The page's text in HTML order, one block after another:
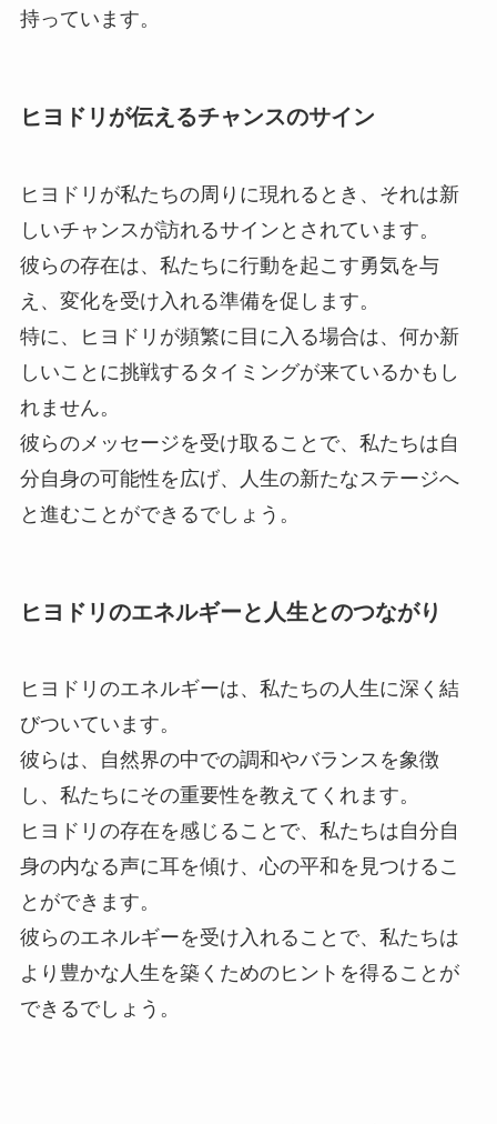
持っています。
ヒヨドリが伝えるチャンスのサイン
ヒヨドリが私たちの周りに現れるとき、それは新
しいチャンスが訪れるサインとされています。
彼らの存在は、私たちに行動を起こす勇気を与
え、変化を受け入れる準備を促します。
特に、ヒヨドリが頻繁に目に入る場合は、何か新
しいことに挑戦するタイミングが来ているかもし
れません。
彼らのメッセージを受け取ることで、私たちは自
分自身の可能性を広げ、人生の新たなステージへ
と進むことができるでしょう。
ヒヨドリのエネルギーと人生とのつながり
ヒヨドリのエネルギーは、私たちの人生に深く結
びついています。
彼らは、自然界の中での調和やバランスを象徴
し、私たちにその重要性を教えてくれます。
ヒヨドリの存在を感じることで、私たちは自分自
身の内なる声に耳を傾け、心の平和を見つけるこ
とができます。
彼らのエネルギーを受け入れることで、私たちは
より豊かな人生を築くためのヒントを得ることが
できるでしょう。